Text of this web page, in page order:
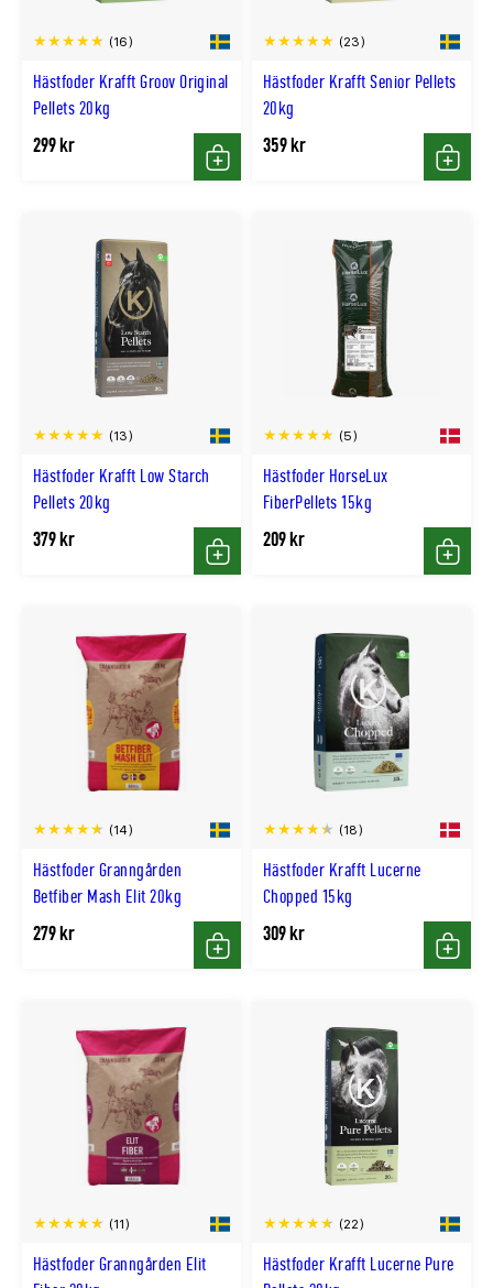
Hästfoder Krafft Groov Original
Pellets 20kg
(16)
299 kr
Köp
Hästfoder Krafft Senior Pellets
20kg
(23)
359 kr
Köp
Hästfoder Krafft Low Starch
Pellets 20kg
(13)
379 kr
Köp
Hästfoder HorseLux
FiberPellets 15kg
(5)
209 kr
Köp
Hästfoder Granngården
Betfiber Mash Elit 20kg
(14)
279 kr
Köp
Hästfoder Krafft Lucerne
Chopped 15kg
(18)
309 kr
Köp
Hästfoder Granngården Elit
(11)
Hästfoder Krafft Lucerne Pure
(22)